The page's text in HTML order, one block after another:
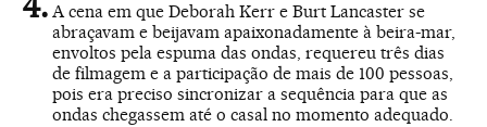
A cena em que Deborah Kerr e Burt Lancaster se
abraçavam e beijavam apaixonadamente à beira-mar,
envoltos pela espuma das ondas, requereu três dias
de filmagem e a participação de mais de 100 pessoas,
pois era preciso sincronizar a sequência para que as
ondas chegassem até o casal no momento adequado.